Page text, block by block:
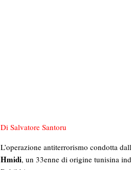
Di Salvatore Santoru
L’operazione antiterrorismo condotta
Hmidi, un 33enne di origine tunisina